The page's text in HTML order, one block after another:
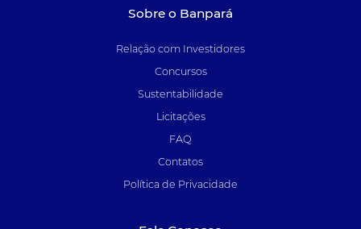
Sobre o Banpará
Relação com Investidores
Concursos
Sustentabilidade
Licitações
FAQ
Contatos
Política de Privacidade